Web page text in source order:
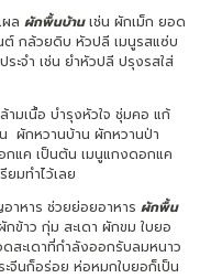
ล ผักพื้นบ้านเช่น ผักเม็ก ยอด
กล้วยดิบ หัวปลี เมนูรสแซ่บ
ะจำ เช่น ยำหัวปลี ปรุงรสใส่
มเนื้อ บำรุงหัวใจ ชุ่มคอ แก้
ผักหวานบ้าน ผักหวานป่า
แค เป็นต้น เมนูแกงดอกแค
ยมทำไว้เลย
าหาร ช่วยย่อยอาหาร ผักพื้น
ข้าว กุ่ม สะเดา ผักขม ใบยอ
สะเดาที่กำลังออกรับลมหนาว
จีนก็อร่อย ห่อหมกใบยอก็เป็น